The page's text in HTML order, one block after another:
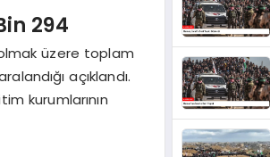
294
olmak üzere toplam
açıklandı.
kurumlarının